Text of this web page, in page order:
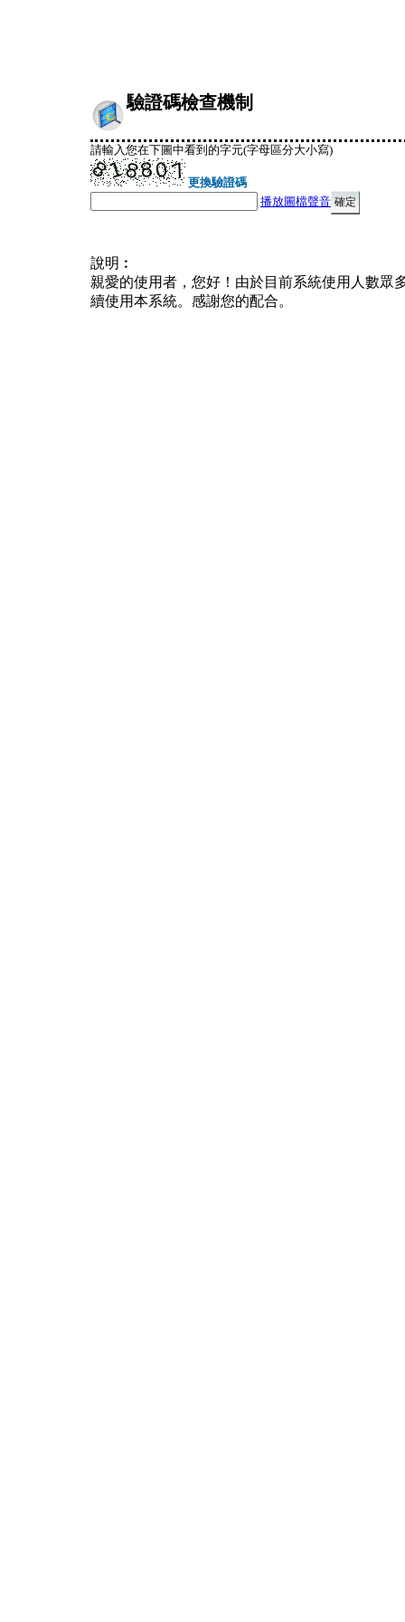
驗證碼檢查機制
請輸入您在下圖中看到的字元(字母區分大小寫)
更換驗證碼
播放圖檔聲音
說明︰
親愛的使用者，您好！由於目前系統使用人數眾
續使用本系統。感謝您的配合。